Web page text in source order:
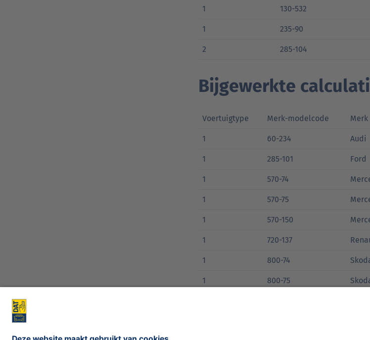
1 130-532
1 235-90
2 285-104
Bijgewerkte
Voertuigtype Merk-modelcode Merk
1 60-234 Audi
1 285-101 Ford
1 570-74
1 570-75
1 570-150
1 720-137
1 800-74
1 800-75